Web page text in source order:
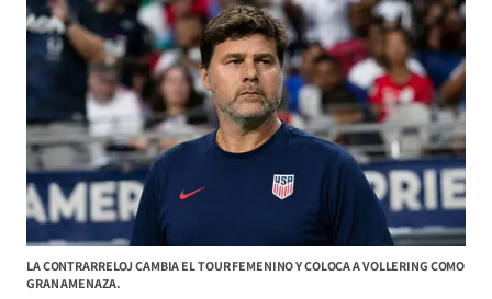
LA CONTRARRELOJ CAMBIA EL TOUR FEMENINO Y COLOCA A VOLLERING COMO
GRAN AMENAZA.